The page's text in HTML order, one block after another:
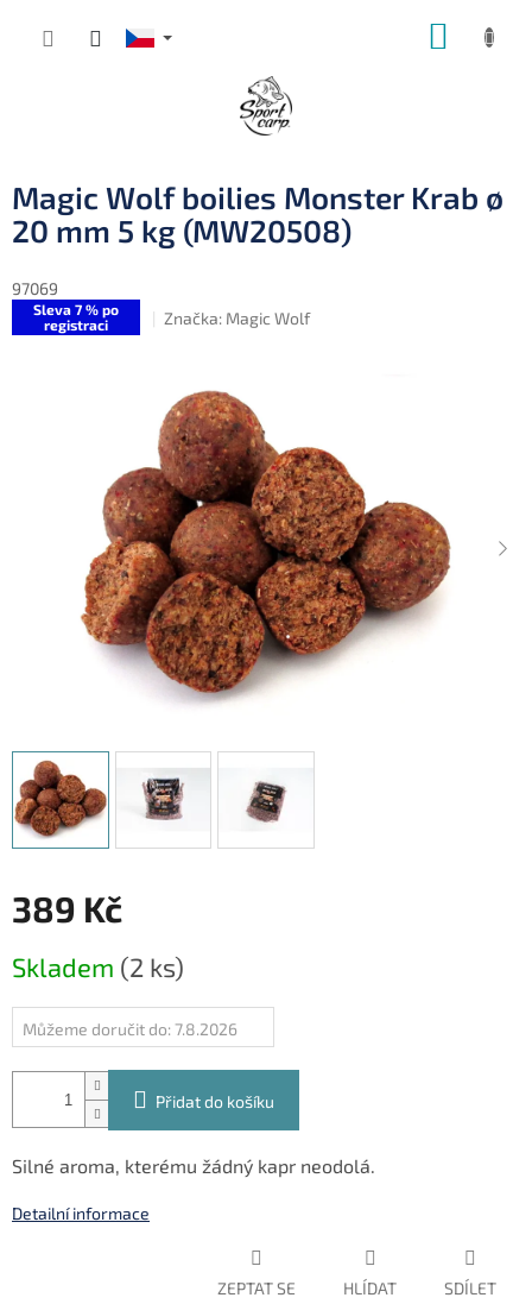
Magic Wolf boilies Monster Krab ø
20 mm 5 kg (MW20508)
97069
Sleva 7 % po
registraci
Značka: Magic Wolf
389 Kč
cena:
Skladem (2 ks)
Můžeme doručit do: 7.8.2026
Přidat do košíku
Silné aroma, kterému žádný kapr neodolá.
Detailní informace
ZEPTAT SE HLÍDAT SDÍLET